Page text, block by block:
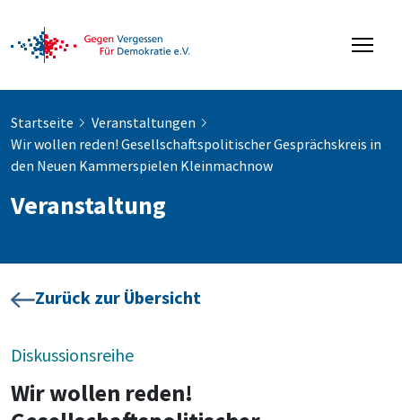
Startseite
Veranstaltungen
Wir wollen reden! Gesellschaftspolitischer Gesprächskreis in
den Neuen Kammerspielen Kleinmachnow
Veranstaltung
Zurück zur Übersicht
Diskussionsreihe
Wir wollen reden!